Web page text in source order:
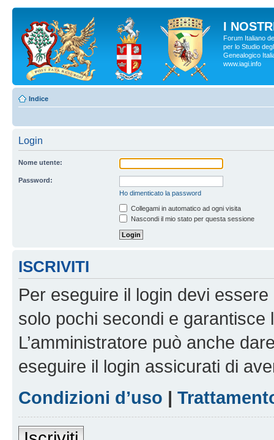
I
Forum Italiano
per lo Studio
Genealogico
www.iagi.info
Indice
Login
Nome utente:
Password:
Ho dimenticato la password
Collegami in automatico ad ogni visita
Nascondi il mio stato per questa sessione
ISCRIVITI
Per eseguire il login devi
solo pochi secondi e garantisce
L’amministratore può anche
eseguire il login assicurati di
Condizioni d’uso |